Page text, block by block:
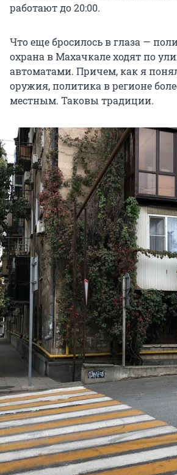
работают до 20:00.
Что еще бросилось в глаза —
охрана в Махачкале ходят по
автоматами. Причем, как я
оружия, политика в регионе
местным. Таковы традиции.